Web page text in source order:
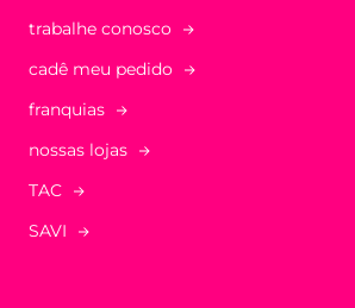
trabalhe conosco
cadê meu pedido
franquias
nossas lojas
TAC
SAVI